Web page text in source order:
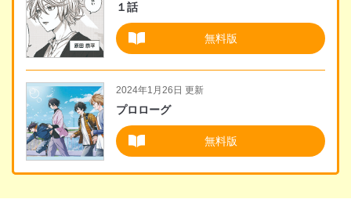
2024年1月26日 更新
プロローグ
無料版
１話
無料版